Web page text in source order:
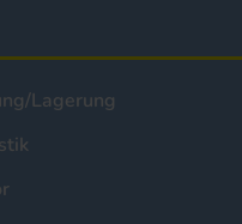
Lagerung